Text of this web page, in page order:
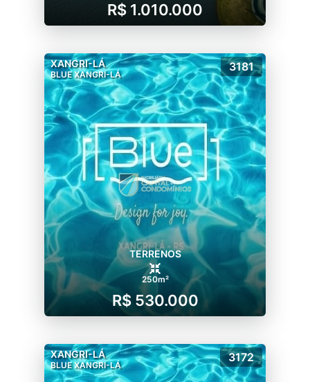
R$ 1.010.000
XANGRI-LÁ
BLUE XANGRI-LÁ
3181
TERRENOS
250m²
R$ 530.000
XANGRI-LÁ
BLUE XANGRI-LÁ
3172